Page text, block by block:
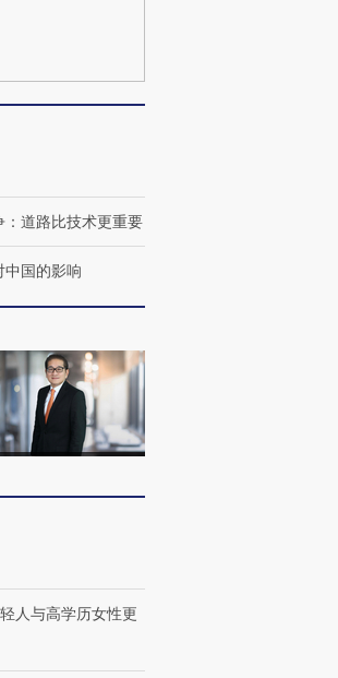
为“蟑螂”的印
】寻找100种
【商旅对话】华住集团
CFO：不靠规模取胜，华
道路比技术更重要
中国的影响
人与高学历女性更